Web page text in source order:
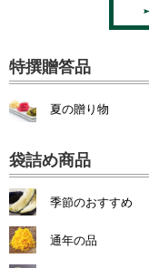
特撰贈答品
夏の贈り物
袋詰め商品
季節のおすすめ
通年の品